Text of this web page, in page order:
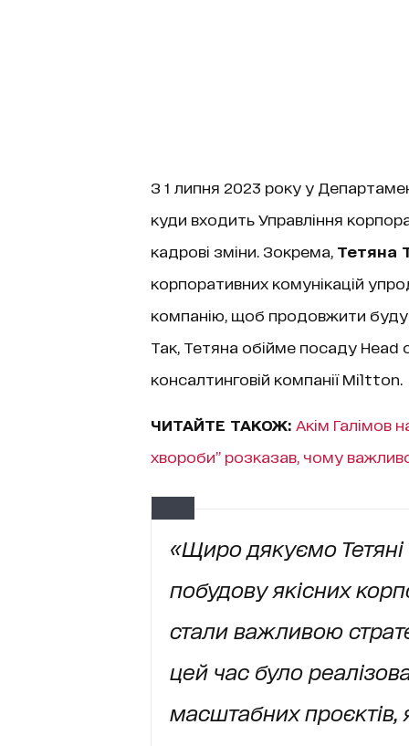
З 1 липня 2023 року у
куди входить Управління
кадрові зміни. Зокрема, Тетяна
корпоративних комунікацій
компанію, щоб продовжити
Так, Тетяна обійме посаду
консалтинговій компанії Miltton.
ЧИТАЙТЕ ТАКОЖ: Акім Галімов
хвороби” розказав, чому
«Щиро дякуємо
побудову якісних
стали важливою
цей час було
масштабних проєктів,